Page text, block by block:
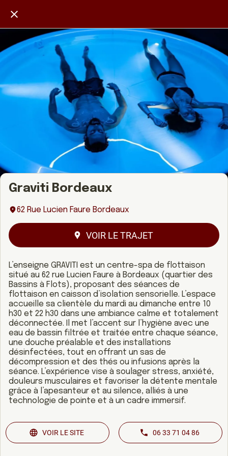
Graviti Bordeaux
62 Rue Lucien Faure Bordeaux
VOIR LE TRAJET
L’enseigne GRAVITI est un centre-spa de flottaison
situé au 62 rue Lucien Faure à Bordeaux (quartier des
Bassins à Flots), proposant des séances de
flottaison en caisson d’isolation sensorielle. L’espace
accueille sa clientèle du mardi au dimanche entre 10
h30 et 22 h30 dans une ambiance calme et totalement
déconnectée. Il met l’accent sur l’hygiène avec une
eau de bassin filtrée et traitée entre chaque séance,
une douche préalable et des installations
désinfectées, tout en offrant un sas de
décompression et des thés ou infusions après la
séance. L’expérience vise à soulager stress, anxiété,
douleurs musculaires et favoriser la détente mentale
grâce à l’apesanteur et au silence, alliés à une
technologie de pointe et à un cadre immersif.
VOIR LE SITE 06 33 71 04 86